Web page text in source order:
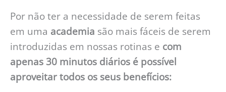
Por não ter a necessidade de serem feitas
em uma academia são mais fáceis de serem
introduzidas em nossas rotinas e com
apenas 30 minutos diários é possível
aproveitar todos os seus benefícios: